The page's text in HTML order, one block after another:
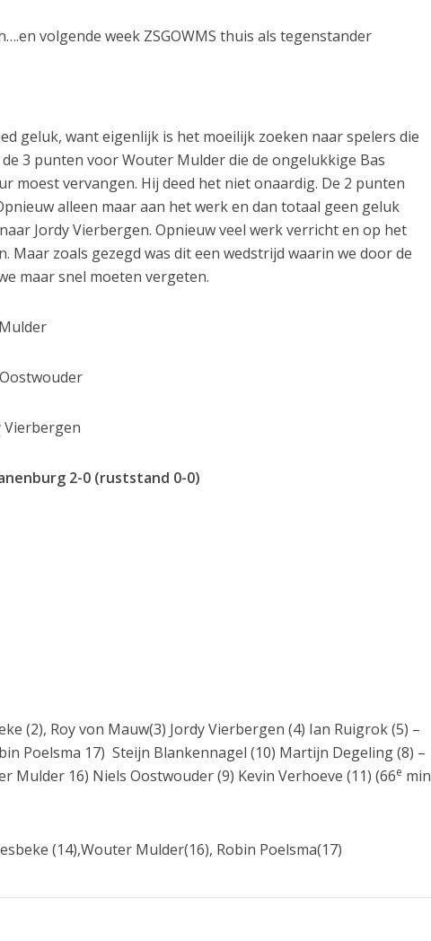
volgende week ZSGOWMS thuis als tegenstander
geluk, want eigenlijk is het moeilijk zoeken naar spelers die
3 punten voor Wouter Mulder die de ongelukkige Bas
moest vervangen. Hij deed het niet onaardig. De 2 punten
alleen maar aan het werk en dan totaal geen geluk
Jordy Vierbergen. Opnieuw veel werk verricht en op het
Maar zoals gezegd was dit een wedstrijd waarin we door de
maar snel moeten vergeten.
2-0 (ruststand 0-0)
(2), Roy von Mauw(3) Jordy Vierbergen (4) Ian Ruigrok (5) –
Poelsma 17) Steijn Blankennagel (10) Martijn Degeling (8) –
Mulder 16) Niels Oostwouder (9) Kevin Verhoeve (11) (66e min
(14),Wouter Mulder(16), Robin Poelsma(17)